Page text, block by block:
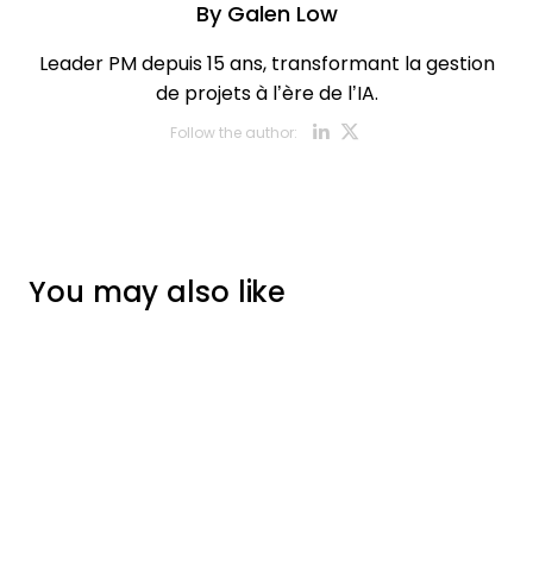
ByGalen Low
Leader PM depuis 15 ans, transformant la gestion
de projets à l’ère de l’IA.
Follow the author: Opens new
You may also like